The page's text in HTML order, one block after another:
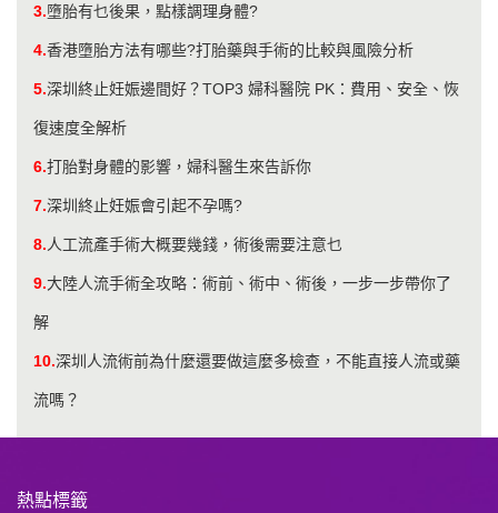
3.墮胎有乜後果，點樣調理身體?
4.香港墮胎方法有哪些?打胎藥與手術的比較與風險分析
5.深圳終止妊娠邊間好？TOP3 婦科醫院 PK：費用、安全、恢
復速度全解析
6.打胎對身體的影響，婦科醫生來告訴你
7.深圳終止妊娠會引起不孕嗎?
8.人工流產手術大概要幾錢，術後需要注意乜
9.大陸人流手術全攻略：術前、術中、術後，一步一步帶你了
解
10.深圳人流術前為什麼還要做這麼多檢查，不能直接人流或藥
流嗎？
熱點標籤